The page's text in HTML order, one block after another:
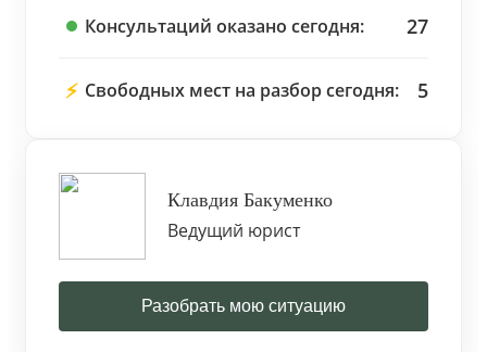
Консультаций оказано сегодня: 27
⚡ Свободных мест на разбор сегодня: 5
Клавдия Бакуменко
Ведущий юрист
Разобрать мою ситуацию